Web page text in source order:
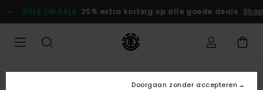
naar
Productinformatie
SALE ON SALE 25% extra korting op alle goede deals
Doorgaan zonder accepteren